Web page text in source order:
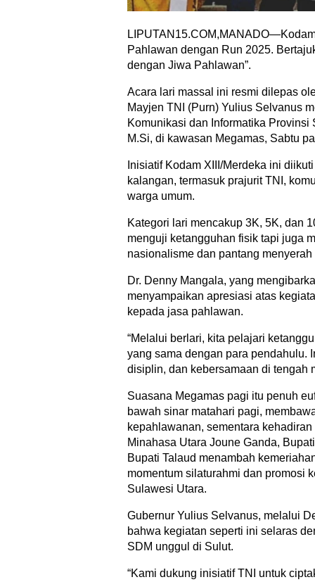
Pahlawan dengan Run 2025.
dengan Jiwa Pahlawan”.
Acara lari massal ini resmi dilepas
Mayjen TNI (Purn) Yulius Selvanus
Komunikasi dan Informatika Provinsi
M.Si, di kawasan Megamas, Sabtu
Inisiatif Kodam XIII/Merdeka ini
kalangan, termasuk prajurit TNI,
warga umum.
Kategori lari mencakup 3K, 5K, dan
menguji ketangguhan fisik tapi juga
nasionalisme dan pantang
Dr. Denny Mangala, yang
menyampaikan apresiasi atas
kepada jasa pahlawan.
“Melalui berlari, kita pelajari
yang sama dengan para pendahulu.
disiplin, dan kebersamaan di tengah
Suasana Megamas pagi itu penuh
bawah sinar matahari pagi,
kepahlawanan, sementara
Minahasa Utara Joune Ganda,
Bupati Talaud menambah
momentum silaturahmi dan promosi
Sulawesi Utara.
Gubernur Yulius Selvanus, melalui
bahwa kegiatan seperti ini selaras
SDM unggul di Sulut.
“Kami dukung inisiatif TNI untuk